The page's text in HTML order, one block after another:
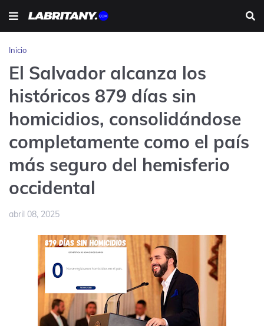
Inicio
El Salvador alcanza los
históricos 879 días sin
homicidios, consolidándose
completamente como el país
más seguro del hemisferio
occidental
abril 08, 2025